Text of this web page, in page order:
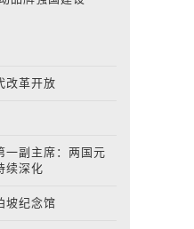
改革开放
一副主席：两国元
续深化
坡纪念馆